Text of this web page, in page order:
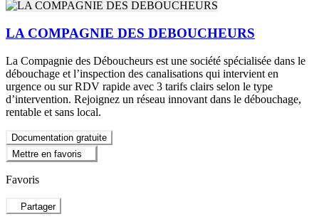
LA COMPAGNIE DES DEBOUCHEURS
La Compagnie des Déboucheurs est une société spécialisée dans le
débouchage et l’inspection des canalisations qui intervient en
urgence ou sur RDV rapide avec 3 tarifs clairs selon le type
d’intervention. Rejoignez un réseau innovant dans le débouchage,
rentable et sans local.
Documentation gratuite
Mettre en favoris
Favoris
Partager